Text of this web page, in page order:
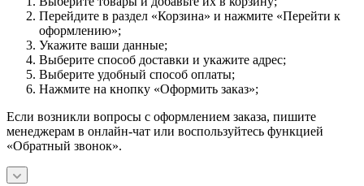
Перейдите в раздел «Корзина» и нажмите «Перейти к
оформлению»;
Укажите ваши данные;
Выберите способ доставки и укажите адрес;
Выберите удобный способ оплаты;
Нажмите на кнопку «Оформить заказ»;
Если возникли вопросы с оформлением заказа, пишите
менеджерам в онлайн-чат или воспользуйтесь функцией
«Обратный звонок».